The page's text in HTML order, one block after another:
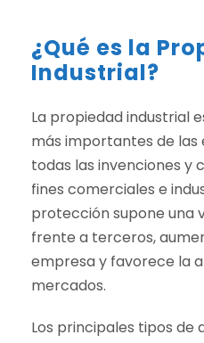
¿Qué es la
Industrial?
La propiedad industrial
más importantes de
todas las invenciones y
fines comerciales e
protección supone una
frente a terceros,
empresa y favorece la
mercados.
Los principales tipos de